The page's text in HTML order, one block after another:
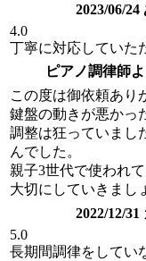
2023/06/
4.0
丁寧に対応していた
ピアノ調律師
この度は御依頼あり
鍵盤の動きが悪かっ
調整は狂っていまし
んでした。
親子3世代で使われ
大切にしていきまし
2022/12/
5.0
長期間調律をしてい